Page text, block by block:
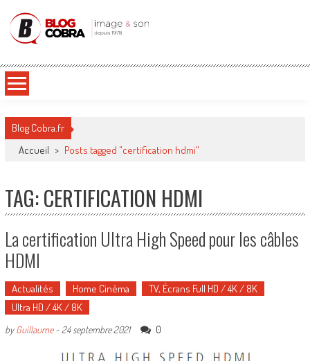
Blog Cobra
Blog Cobra.fr
Accueil > Posts tagged "certification hdmi"
TAG: CERTIFICATION HDMI
La certification Ultra High Speed pour les câbles
HDMI
Actualités Home Cinéma
TV, Écrans Full HD / 4K / 8K
Ultra HD / 4K / 8K
byGuillaume- 24 septembre 2021 0